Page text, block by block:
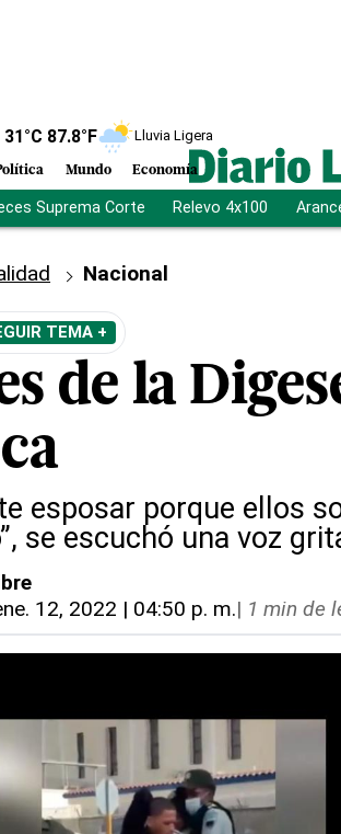
31°C 87.8°F Lluvia Ligera
Mundo Economía
Suprema Corte Relevo 4x100
Nacional
TEMA +
de la
esposar porque ellos
se escuchó una voz
12, 2022 | 04:50 p. m.| 1 min de